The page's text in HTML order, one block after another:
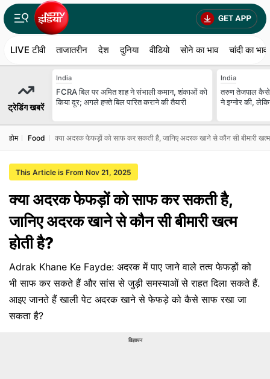
LIVE टीवी ताजातरीन देश दुनिया वीडियो सोने का भाव चांदी का भाव
ट्रेडिंग खबरें
India
FCRA बिल पर अमित शाह ने संभाली कमान, शंकाओं को
किया दूर; अगले हफ्ते बिल पारित कराने की तैयारी
India
तरुण तेजपाल कैसे
ने इग्नोर की,
होम Food क्या अदरक फेफड़ों को साफ कर सकती है, जानिए अदरक खाने से कौन सी बीमारी खत्म
This Article is From Nov 21, 2025
क्या अदरक फेफड़ों को साफ कर सकती है,
जानिए अदरक खाने से कौन सी बीमारी खत्म
होती है?
Adrak Khane Ke Fayde: अदरक में पाए जाने वाले तत्व फेफड़ों को
भी साफ कर सकते हैं और सांस से जुड़ी समस्याओं से राहत दिला सकते हैं.
आइए जानते हैं खाली पेट अदरक खाने से फेफड़े को कैसे साफ रखा जा
सकता है?
विज्ञापन